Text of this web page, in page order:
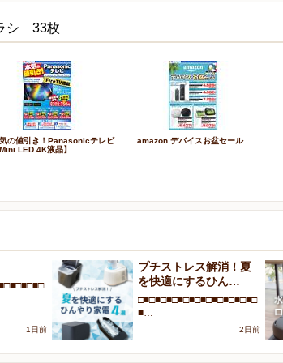
シ 33枚
の値引き！Panasonicテレビ
LED 4K液晶】
amazon デバイスお盆セール
1日前
プチストレス解消！夏
を快適にするひん…
□■□■□■□■□■□■□■□■□■□■□
■…
2日前